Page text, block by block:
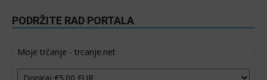
PODRŽITE RAD PORTALA
Moje trčanje - trcanje.net